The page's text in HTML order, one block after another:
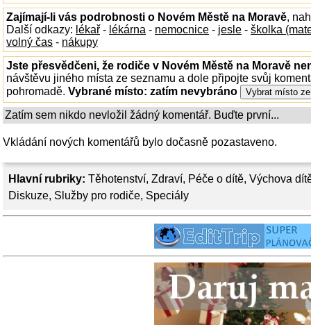
Hlavní rubriky: Těhotenství, Zdraví, Péče o dítě, Výchova
Diskuze, Služby pro rodiče, Speciály
Zajímají-li vás podrobnosti o Novém Městě na Moravě,
Další odkazy: lékař - lékárna - nemocnice - jesle - školka
volný čas - nákupy
Jste přesvědčeni, že rodiče v Novém Městě na Moravě
návštěvu jiného místa ze seznamu a dole připojte svůj
pohromadě. Vybrané místo: zatím nevybráno
Zatím sem nikdo nevložil žádný komentář. Buďte první...
Vkládání nových komentářů bylo dočasně pozastaveno.